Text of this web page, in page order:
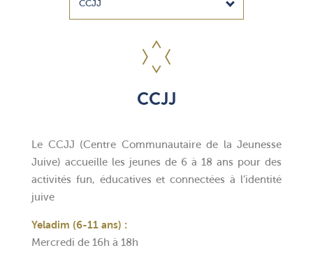
CCJJ
Le CCJJ (Centre Communautaire de la Jeunesse
Juive) accueille les jeunes de 6 à 18 ans pour des
activités fun, éducatives et connectées à l’identité
juive
Yeladim (6-11 ans) :
Mercredi de 16h à 18h